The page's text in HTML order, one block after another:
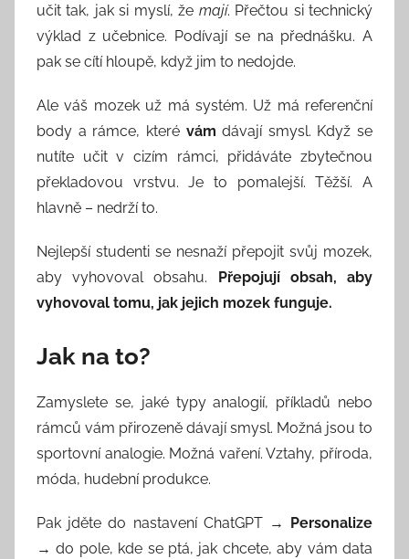
učit tak, jak si myslí, že mají. Přečtou si technický
výklad z učebnice. Podívají se na přednášku. A
pak se cítí hloupě, když jim to nedojde.
Ale váš mozek už má systém. Už má referenční
body a rámce, které vám dávají smysl. Když se
nutíte učit v cizím rámci, přidáváte zbytečnou
překladovou vrstvu. Je to pomalejší. Těžší. A
hlavně – nedrží to.
Nejlepší studenti se nesnaží přepojit svůj mozek,
aby vyhovoval obsahu. Přepojují obsah, aby
vyhovoval tomu, jak jejich mozek funguje.
Jak na to?
Zamyslete se, jaké typy analogií, příkladů nebo
rámců vám přirozeně dávají smysl. Možná jsou to
sportovní analogie. Možná vaření. Vztahy, příroda,
móda, hudební produkce.
Pak jděte do nastavení ChatGPT → Personalize
→ do pole, kde se ptá, jak chcete, aby vám data